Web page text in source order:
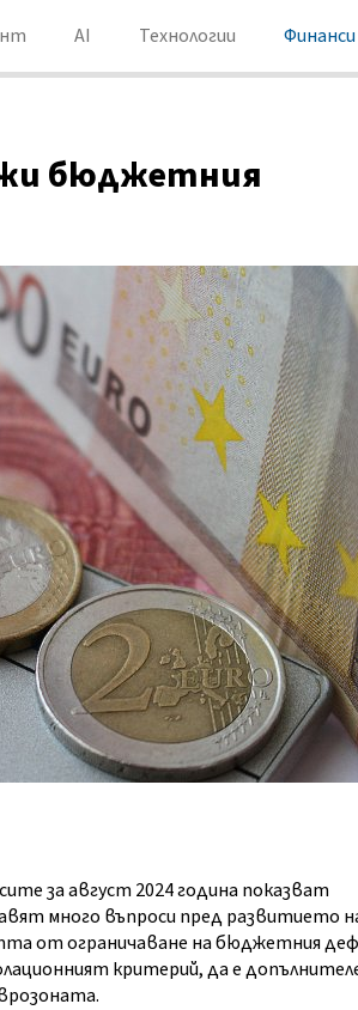
AI Технологии Финанси
бюджетния
за август 2024 година показват
много въпроси пред развитието
от ограничаване на бюджетния
критерий, да е